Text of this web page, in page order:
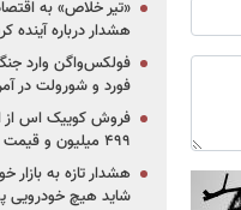
«تیر خلاص» به
هشدار درباره آینده
فولکس‌واگن وارد
فورد و شورولت در
۴۹۹ میلیون و قیمت نامشخص
هشدار تازه به بازار
شاید هیچ خودرویی